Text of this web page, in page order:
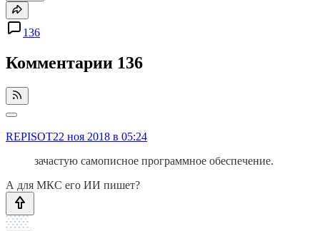
136
Комментарии 136
REPISOT22 ноя 2018 в 05:24
зачастую самописное программное обеспечение.
А для МКС его ИИ пишет?